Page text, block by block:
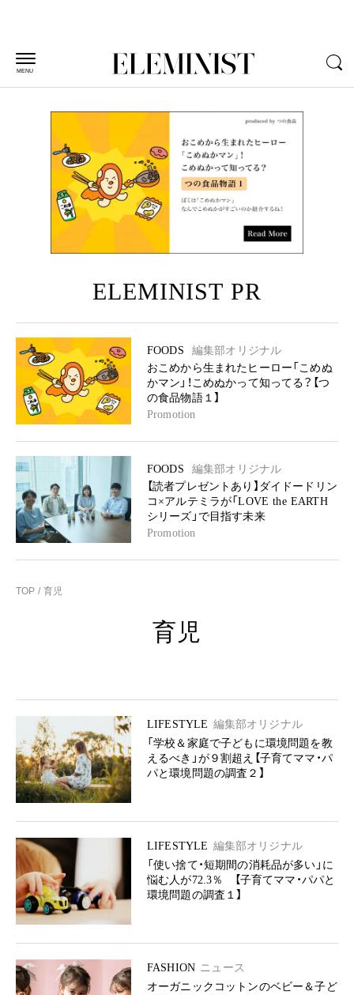
MENU
ELEMINIST PR
FOODS
編集部オリジナル
おこめから生まれたヒーロー「こめぬ
かマン」！こめぬかって知ってる？【つ
の食品物語１】
Promotion
FOODS
編集部オリジナル
【読者プレゼントあり】ダイドードリン
コ×アルテミラが「LOVE the EARTH
シリーズ」で目指す未来
Promotion
TOP 育児
育児
LIFESTYLE 編集部オリジナル
「学校＆家庭で子どもに環境問題を教
えるべき」が９割超え【子育てママ・パ
パと環境問題の調査２】
LIFESTYLE 編集部オリジナル
「使い捨て・短期間の消耗品が多い」に
悩む人が72.3％ 【子育てママ・パパと
環境問題の調査１】
FASHION ニュース
オーガニックコットンのベビー＆子ど